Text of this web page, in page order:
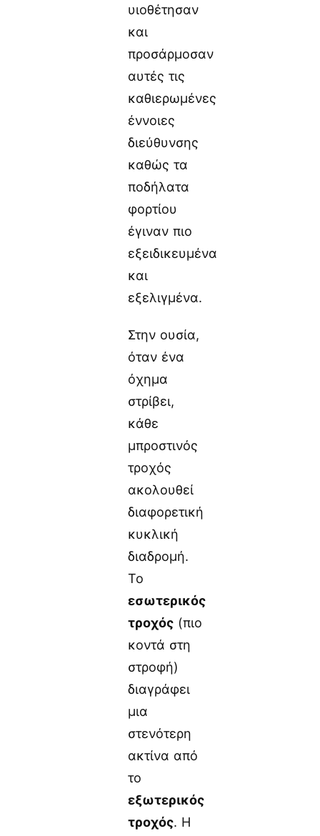
υιοθέτησαν
και
προσάρμοσαν
αυτές τις
καθιερωμένες
έννοιες
διεύθυνσης
καθώς τα
ποδήλατα
φορτίου
έγιναν πιο
εξειδικευμένα
και
εξελιγμένα.
Στην ουσία,
όταν ένα
όχημα
στρίβει,
κάθε
μπροστινός
τροχός
ακολουθεί
διαφορετική
κυκλική
διαδρομή.
Το
εσωτερικός
τροχός (πιο
κοντά στη
στροφή)
διαγράφει
μια
στενότερη
ακτίνα από
το
εξωτερικός
τροχός. Η